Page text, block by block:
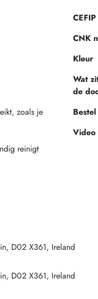
zoals je
reinigt
CNK
Kleur
Wat
de
Video
D02 X361, Ireland
D02 X361, Ireland